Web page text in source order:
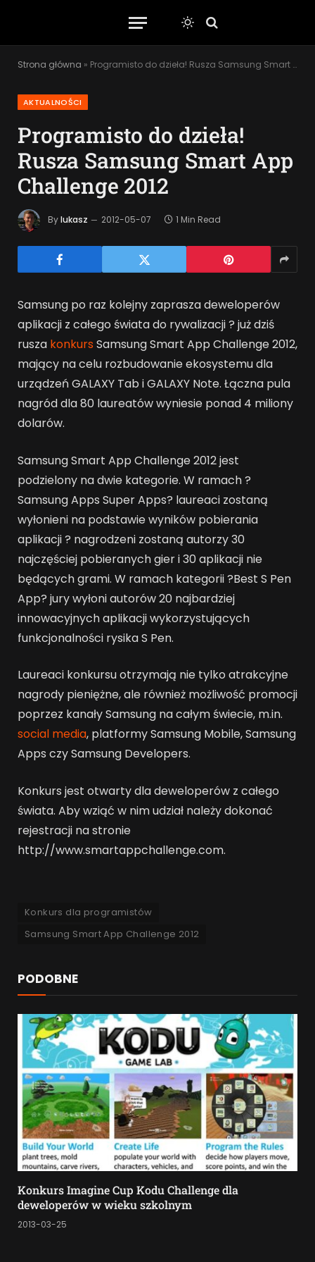
Strona główna » Programisto do dzieła! Rusza Samsung Smart App Challenge 2012
AKTUALNOŚCI
Programisto do dzieła!
Rusza Samsung Smart App
Challenge 2012
Bylukasz 2012-05-07 1 Min Read
Samsung po raz kolejny zaprasza deweloperów
aplikacji z całego świata do rywalizacji ? już dziś
rusza konkurs Samsung Smart App Challenge 2012,
mający na celu rozbudowanie ekosystemu dla
urządzeń GALAXY Tab i GALAXY Note. Łączna pula
nagród dla 80 laureatów wyniesie ponad 4 miliony
dolarów.
Samsung Smart App Challenge 2012 jest
podzielony na dwie kategorie. W ramach ?
Samsung Apps Super Apps? laureaci zostaną
wyłonieni na podstawie wyników pobierania
aplikacji ? nagrodzeni zostaną autorzy 30
najczęściej pobieranych gier i 30 aplikacji nie
będących grami. W ramach kategorii ?Best S Pen
App? jury wyłoni autorów 20 najbardziej
innowacyjnych aplikacji wykorzystujących
funkcjonalności rysika S Pen.
Laureaci konkursu otrzymają nie tylko atrakcyjne
nagrody pieniężne, ale również możliwość promocji
poprzez kanały Samsung na całym świecie, m.in.
social media, platformy Samsung Mobile, Samsung
Apps czy Samsung Developers.
Konkurs jest otwarty dla deweloperów z całego
świata. Aby wziąć w nim udział należy dokonać
rejestracji na stronie
http://www.smartappchallenge.com.
Konkurs dla programistów
Samsung Smart App Challenge 2012
PODOBNE
Konkurs Imagine Cup Kodu Challenge dla
deweloperów w wieku szkolnym
2013-03-25